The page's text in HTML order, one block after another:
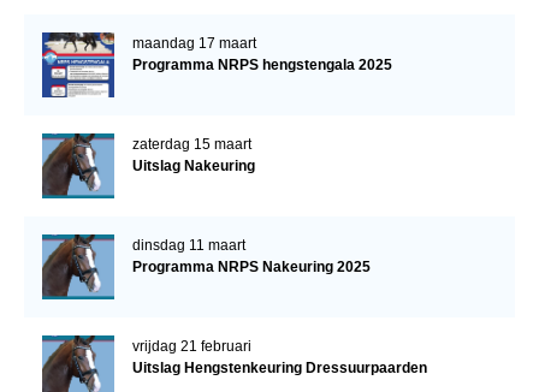
maandag 17 maart
Programma NRPS hengstengala 2025
zaterdag 15 maart
Uitslag Nakeuring
dinsdag 11 maart
Programma NRPS Nakeuring 2025
vrijdag 21 februari
Uitslag Hengstenkeuring Dressuurpaarden